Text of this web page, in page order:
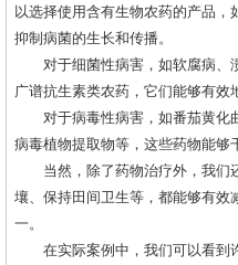
以选择使用含有生物农药的产品
抑制病菌的生长和传播。
对于细菌性病害，如软腐病、
广谱抗生素类农药，它们能够有效
对于病毒性病害，如番茄黄化
病毒植物提取物等，这些药物能
当然，除了药物治疗外，我
壤、保持田间卫生等，都能够有
一。
在实际案例中，我们可以看到